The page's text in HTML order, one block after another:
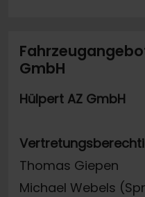
GmbH
Hülpert AZ GmbH
Thomas Giepen
Michael Webels